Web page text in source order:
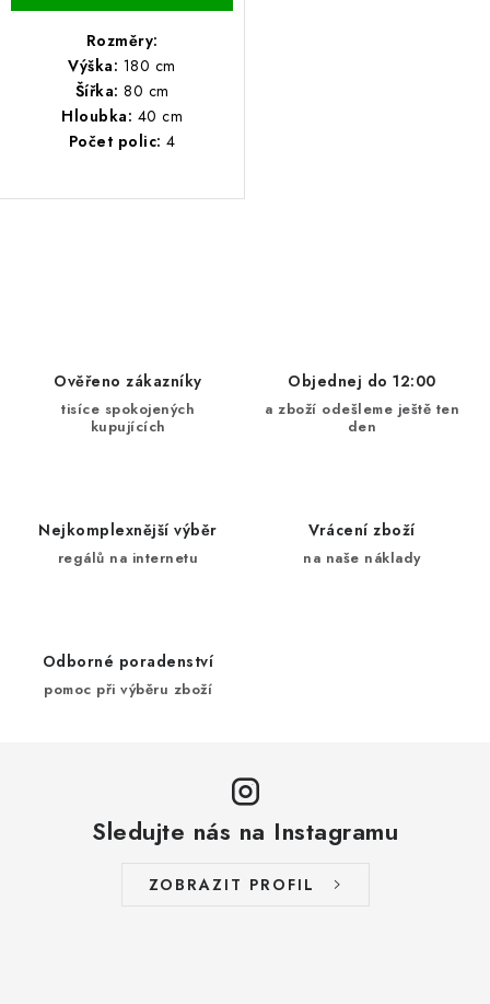
Rozměry:
Výška: 180 cm
Šířka: 80 cm
Hloubka: 40 cm
Počet polic: 4
Ověřeno zákazníky
tisíce spokojených
kupujících
Objednej do 12:00
a zboží odešleme ještě ten
den
Nejkomplexnější výběr
regálů na internetu
Vrácení zboží
na naše náklady
Odborné poradenství
pomoc při výběru zboží
Sledujte nás na Instagramu
ZOBRAZIT PROFIL